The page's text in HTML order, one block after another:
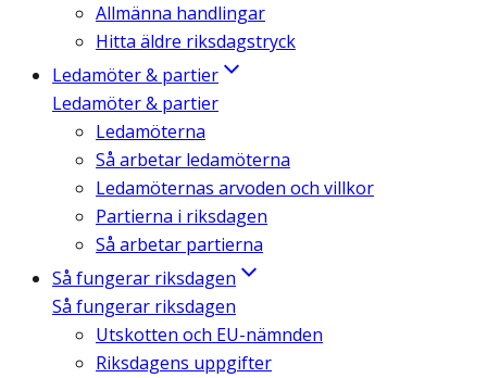
Allmänna handlingar
Hitta äldre riksdagstryck
Ledamöter & partier
Ledamöter & partier
Ledamöterna
Så arbetar ledamöterna
Ledamöternas arvoden och villkor
Partierna i riksdagen
Så arbetar partierna
Så fungerar riksdagen
Så fungerar riksdagen
Utskotten och EU-nämnden
Riksdagens uppgifter